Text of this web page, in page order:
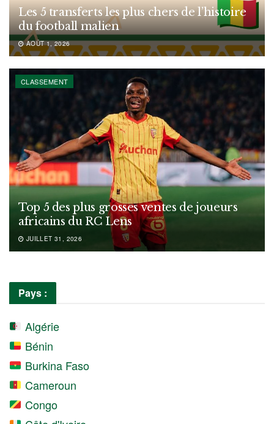
Les 5 transferts les plus chers de l’histoire
du football malien
AOÛT 1, 2026
CLASSEMENT
Top 5 des plus grosses ventes de joueurs
africains du RC Lens
JUILLET 31, 2026
Pays :
Algérie
Bénin
Burkina Faso
Cameroun
Congo